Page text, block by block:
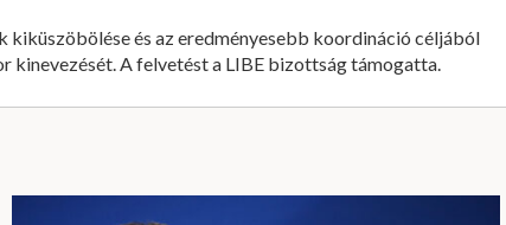
és az eredményesebb koordináció céljából
A felvetést a LIBE bizottság támogatta.